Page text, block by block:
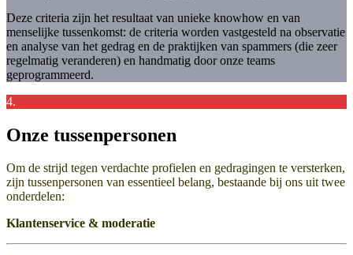
Deze criteria zijn het resultaat van unieke knowhow en van
menselijke tussenkomst: de criteria worden vastgesteld na observatie
en analyse van het gedrag en de praktijken van spammers (die zeer
regelmatig veranderen) en handmatig door onze teams
geprogrammeerd.
4.
Onze tussenpersonen
Om de strijd tegen verdachte profielen en gedragingen te versterken,
zijn tussenpersonen van essentieel belang, bestaande bij ons uit twee
onderdelen:
Klantenservice & moderatie